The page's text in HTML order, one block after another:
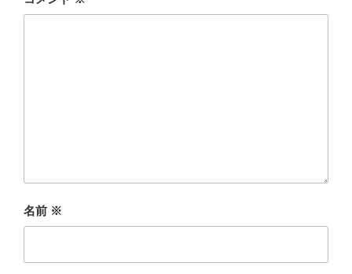
名前 ※